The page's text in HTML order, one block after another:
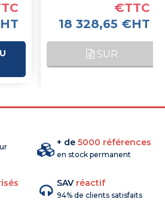
€TTC
18 328,65 €HT
SUR
+ de 5000 références
en stock permanent
SAV réactif
94% de clients satisfaits